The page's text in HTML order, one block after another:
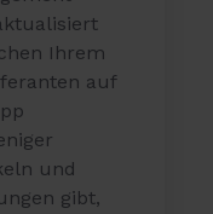
Ihrem
auf
und
gibt,